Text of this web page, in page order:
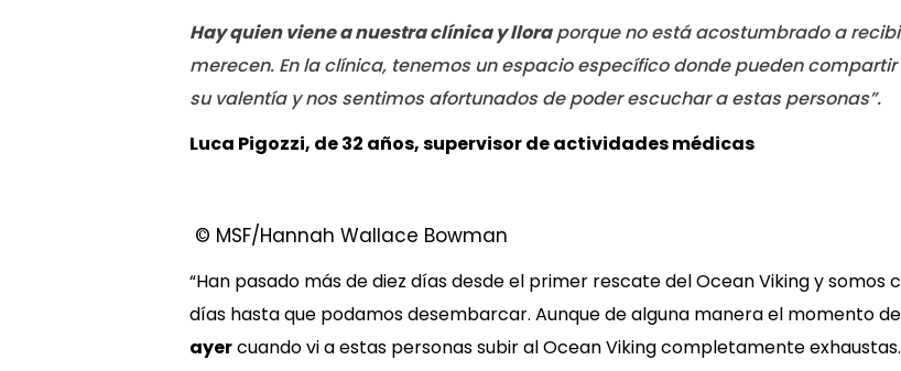
Hay quien viene a nuestra clínica y lloraporque no está acostumbrado a
merecen. En la clínica, tenemos un espacio específico donde pueden
su valentía y nos sentimos afortunados de poder escuchar a estas personas”.
Luca Pigozzi, de 32 años, supervisor de actividades médicas
© MSF/Hannah Wallace Bowman
“Han pasado más de diez días desde el primer rescate del Ocean Viking y
días hasta que podamos desembarcar. Aunque de alguna manera el momento
ayercuando vi a estas personas subir al Ocean Viking completamente exhaustas.